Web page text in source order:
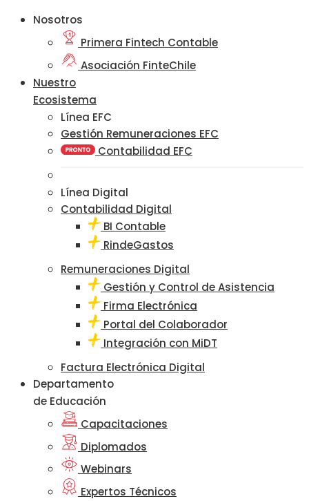
Nosotros
Primera Fintech Contable
Asociación FinteChile
Nuestro
Ecosistema
Línea EFC
Gestión Remuneraciones EFC
Contabilidad EFC
Línea Digital
Contabilidad Digital
BI Contable
RindeGastos
Remuneraciones Digital
Gestión y Control de Asistencia
Firma Electrónica
Portal del Colaborador
Integración con MiDT
Factura Electrónica Digital
Departamento
de Educación
Capacitaciones
Diplomados
Webinars
Expertos Técnicos